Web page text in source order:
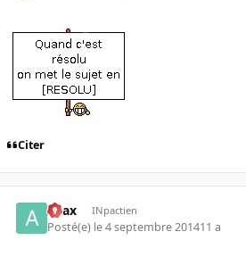
Citer
Azax INpactien
Posté(e) le 4 septembre 201411 a